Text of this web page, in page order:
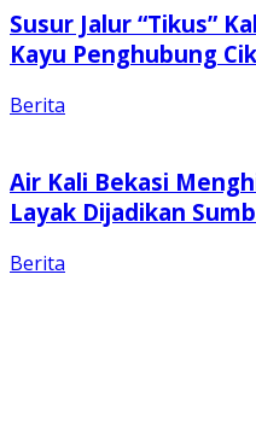
Susur Jalur “Tikus”
Kayu Penghubung
Berita
Air Kali Bekasi
Layak Dijadikan
Berita